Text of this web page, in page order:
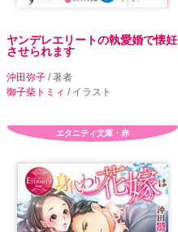
ヤンデレエリートの執愛婚で懐妊
させられます
沖田弥子 / 著者
御子柴トミィ / イラスト
エタニティ文庫・赤